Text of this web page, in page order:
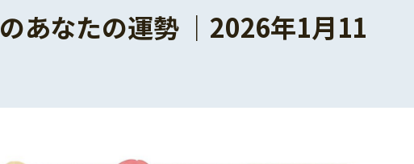
あなたの運勢 ｜2026年1月11